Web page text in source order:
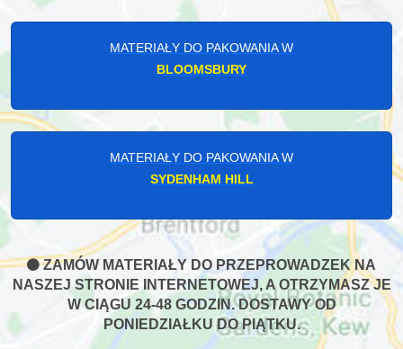
MATERIAŁY DO PAKOWANIA W
BLOOMSBURY
MATERIAŁY DO PAKOWANIA W
SYDENHAM HILL
ZAMÓW MATERIAŁY DO PRZEPROWADZEK NA
NASZEJ STRONIE INTERNETOWEJ, A OTRZYMASZ JE
W CIĄGU 24-48 GODZIN. DOSTAWY OD
PONIEDZIAŁKU DO PIĄTKU.